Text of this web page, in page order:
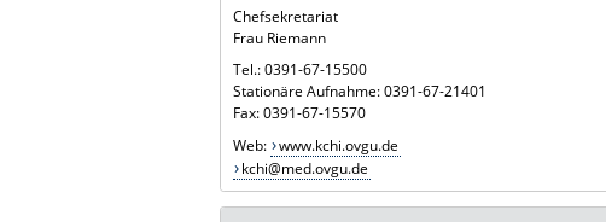
Chefsekretariat
Frau Riemann
Tel.: 0391-67-15500
Stationäre Aufnahme: 0391-67-21401
Fax: 0391-67-15570
Web: www.kchi.ovgu.de
kchi@med.ovgu.de